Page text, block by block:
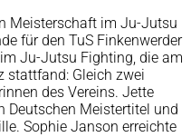
Meisterschaft im Ju-Jutsu
für den TuS Finkenwerder
Ju-Jutsu Fighting, die am
stattfand: Gleich zwei
des Vereins. Jette
Deutschen Meistertitel und
Sophie Janson erreichte